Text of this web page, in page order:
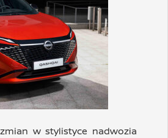
w stylistyce nadwozia